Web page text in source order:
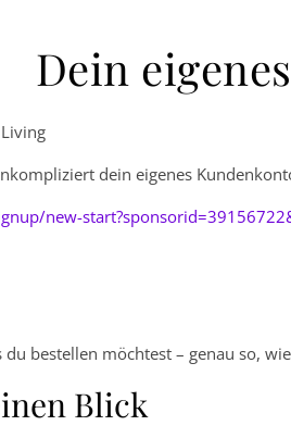
Dein
dein eigenes
new-
bestellen möchtest – genau so,
Blick